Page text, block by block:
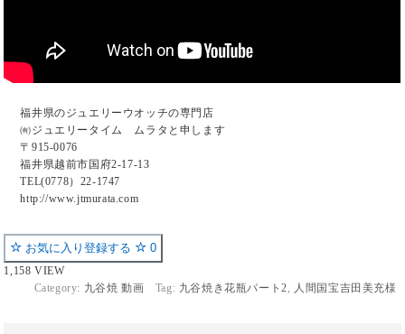
福井県のジュエリーウオッチの専門店
㈲ジュエリータイム ムラタと申します
〒915-0076
福井県越前市国府2-17-13
TEL(0778）22-1747
http://www.jtmurata.com
お気に入り登録する 0
1,158 VIEW
Category: 九谷焼 動画 Tag: 九谷焼き花瓶パート2, 人間国宝吉田美充様